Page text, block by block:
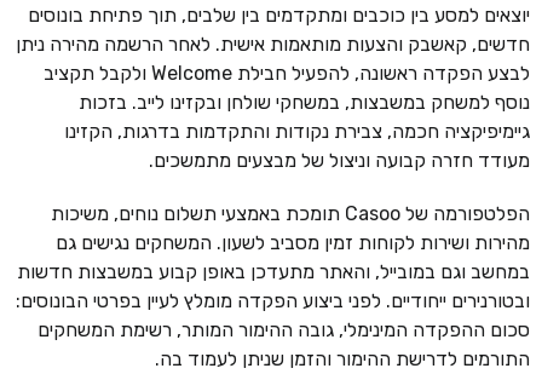
יוצאים למסע בין כוכבים ומתקדמים בין שלבים, תוך פתיחת בונוסים
חדשים, קאשבק והצעות מותאמות אישית. לאחר הרשמה מהירה ניתן
לבצע הפקדה ראשונה, להפעיל חבילת Welcome ולקבל תקציב
נוסף למשחק במשבצות, במשחקי שולחן ובקזינו לייב. בזכות
גיימיפיקציה חכמה, צבירת נקודות והתקדמות בדרגות, הקזינו
מעודד חזרה קבועה וניצול של מבצעים מתמשכים.
הפלטפורמה של Casoo תומכת באמצעי תשלום נוחים, משיכות
מהירות ושירות לקוחות זמין מסביב לשעון. המשחקים נגישים גם
במחשב וגם במובייל, והאתר מתעדכן באופן קבוע במשבצות חדשות
ובטורנירים ייחודיים. לפני ביצוע הפקדה מומלץ לעיין בפרטי הבונוסים:
סכום ההפקדה המינימלי, גובה ההימור המותר, רשימת המשחקים
התורמים לדרישת ההימור והזמן שניתן לעמוד בה.